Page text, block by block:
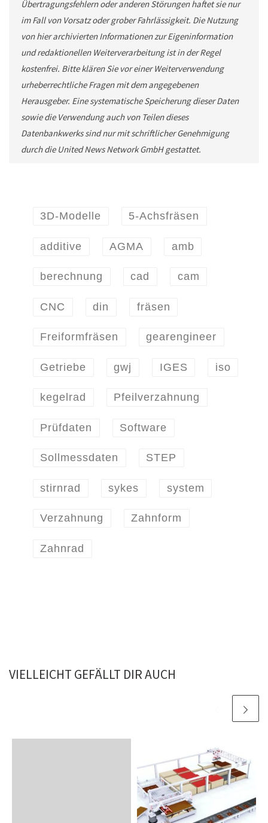
Übertragungsfehlern oder anderen Störungen haftet sie nur
im Fall von Vorsatz oder grober Fahrlässigkeit. Die Nutzung
von hier archivierten Informationen zur Eigeninformation
und redaktionellen Weiterverarbeitung ist in der Regel
kostenfrei. Bitte klären Sie vor einer Weiterverwendung
urheberrechtliche Fragen mit dem angegebenen
Herausgeber. Eine systematische Speicherung dieser Daten
sowie die Verwendung auch von Teilen dieses
Datenbankwerks sind nur mit schriftlicher Genehmigung
durch die United News Network GmbH gestattet.
3D-Modelle 5-Achsfräsen
additive AGMA amb
berechnung cad cam
CNC din fräsen
Freiformfräsen gearengineer
Getriebe gwj IGES iso
kegelrad Pfeilverzahnung
Prüfdaten Software
Sollmessdaten STEP
stirnrad sykes system
Verzahnung Zahnform
Zahnrad
VIELLEICHT GEFÄLLT DIR AUCH